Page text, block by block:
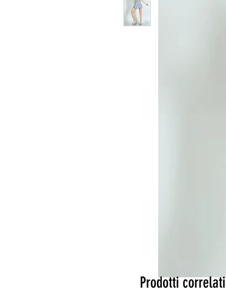
Prodotti correlati